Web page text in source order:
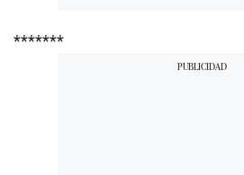
*******